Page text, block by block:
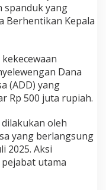
spanduk yang
Berhentikan Kepala
Dana
(ADD) yang
Rp 500 juta rupiah.
oleh
yang berlangsung
2025. Aksi
utama